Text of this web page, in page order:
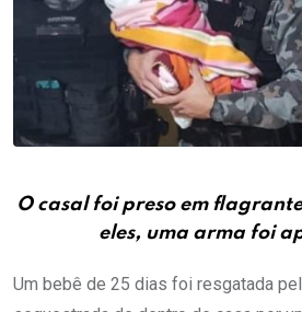
O casal foi preso em
eles, uma arma foi
Um bebê de 25 dias foi resgatada